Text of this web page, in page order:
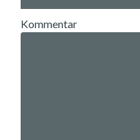
Kommentar